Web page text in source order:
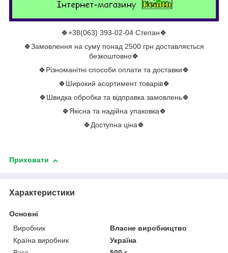
🍀+38(063) 393-02-04 Степан🍀
🍀Замовлення на суму понад 2500 грн доставляється
безкоштовно🍀
🍀Різноманітні способи оплати та доставки🍀
🍀Широкий асортимент товарів🍀
🍀Швидка обробка та відправка замовлень🍀
🍀Якісна та надійна упаковка🍀
🍀Доступна ціна🍀
Приховати
Характеристики
Основні
Виробник
Власне виробництво
Країна виробник
Україна